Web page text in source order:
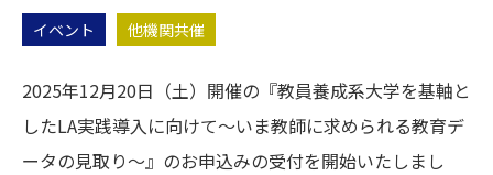
イベント 他機関共催
2025年12月20日（土）開催の『教員養成系大学を基軸と
したLA実践導入に向けて～いま教師に求められる教育デ
ータの見取り～』のお申込みの受付を開始いたしまし